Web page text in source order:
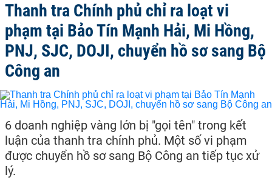
Thanh tra Chính phủ chỉ ra loạt vi
phạm tại Bảo Tín Mạnh Hải, Mi Hồng,
PNJ, SJC, DOJI, chuyển hồ sơ sang Bộ
Công an
6 doanh nghiệp vàng lớn bị "gọi tên" trong kết
luận của thanh tra chính phủ. Một số vi phạm
được chuyển hồ sơ sang Bộ Công an tiếp tục xử
lý.